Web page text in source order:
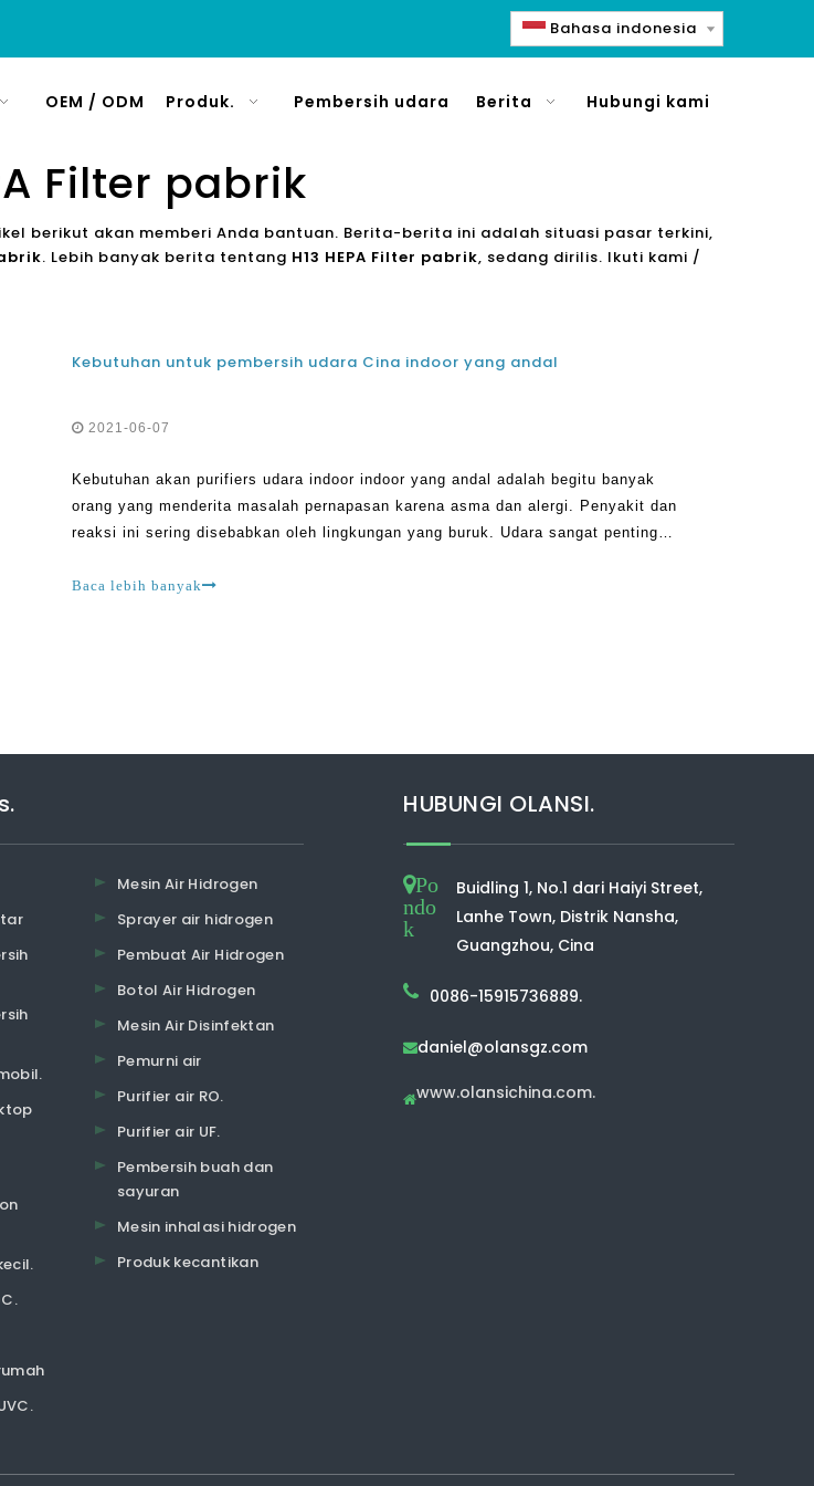
Bahasa indonesia
OEM / ODM Produk. Pembersih udara Berita Hubungi kami
Filter pabrik
berikut akan memberi Anda bantuan. Berita-berita ini adalah situasi pasar terkini,
. Lebih banyak berita tentang H13 HEPA Filter pabrik, sedang dirilis. Ikuti kami /
Kebutuhan untuk pembersih udara Cina indoor yang andal
2021-06-07
Kebutuhan akan purifiers udara indoor indoor yang andal adalah begitu banyak
orang yang menderita masalah pernapasan karena asma dan alergi. Penyakit dan
reaksi ini sering disebabkan oleh lingkungan yang buruk. Udara sangat penting
sebagainya
Baca lebih banyak
Mesin Air Hidrogen
Sprayer air hidrogen
Pembuat Air Hidrogen
Botol Air Hidrogen
Mesin Air Disinfektan
Pemurni air
Purifier air RO.
Purifier air UF.
Pembersih buah dan
sayuran
Mesin inhalasi hidrogen
Produk kecantikan
HUBUNGI OLANSI.
Po
ndo
k
Buidling 1, No.1 dari Haiyi Street,
Lanhe Town, Distrik Nansha,
Guangzhou, Cina
0086-15915736889.
daniel@olansgz.com
www.olansichina.com.